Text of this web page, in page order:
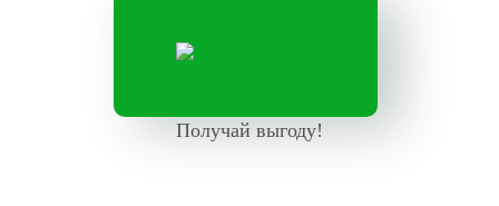
Получай выгоду!